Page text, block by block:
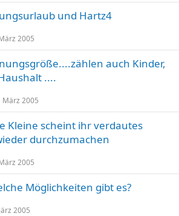
und Hartz4
2005
auch Kinder,
....
März 2005
Kleine scheint ihr verdautes
durchzumachen
2005
Möglichkeiten gibt es?
2005